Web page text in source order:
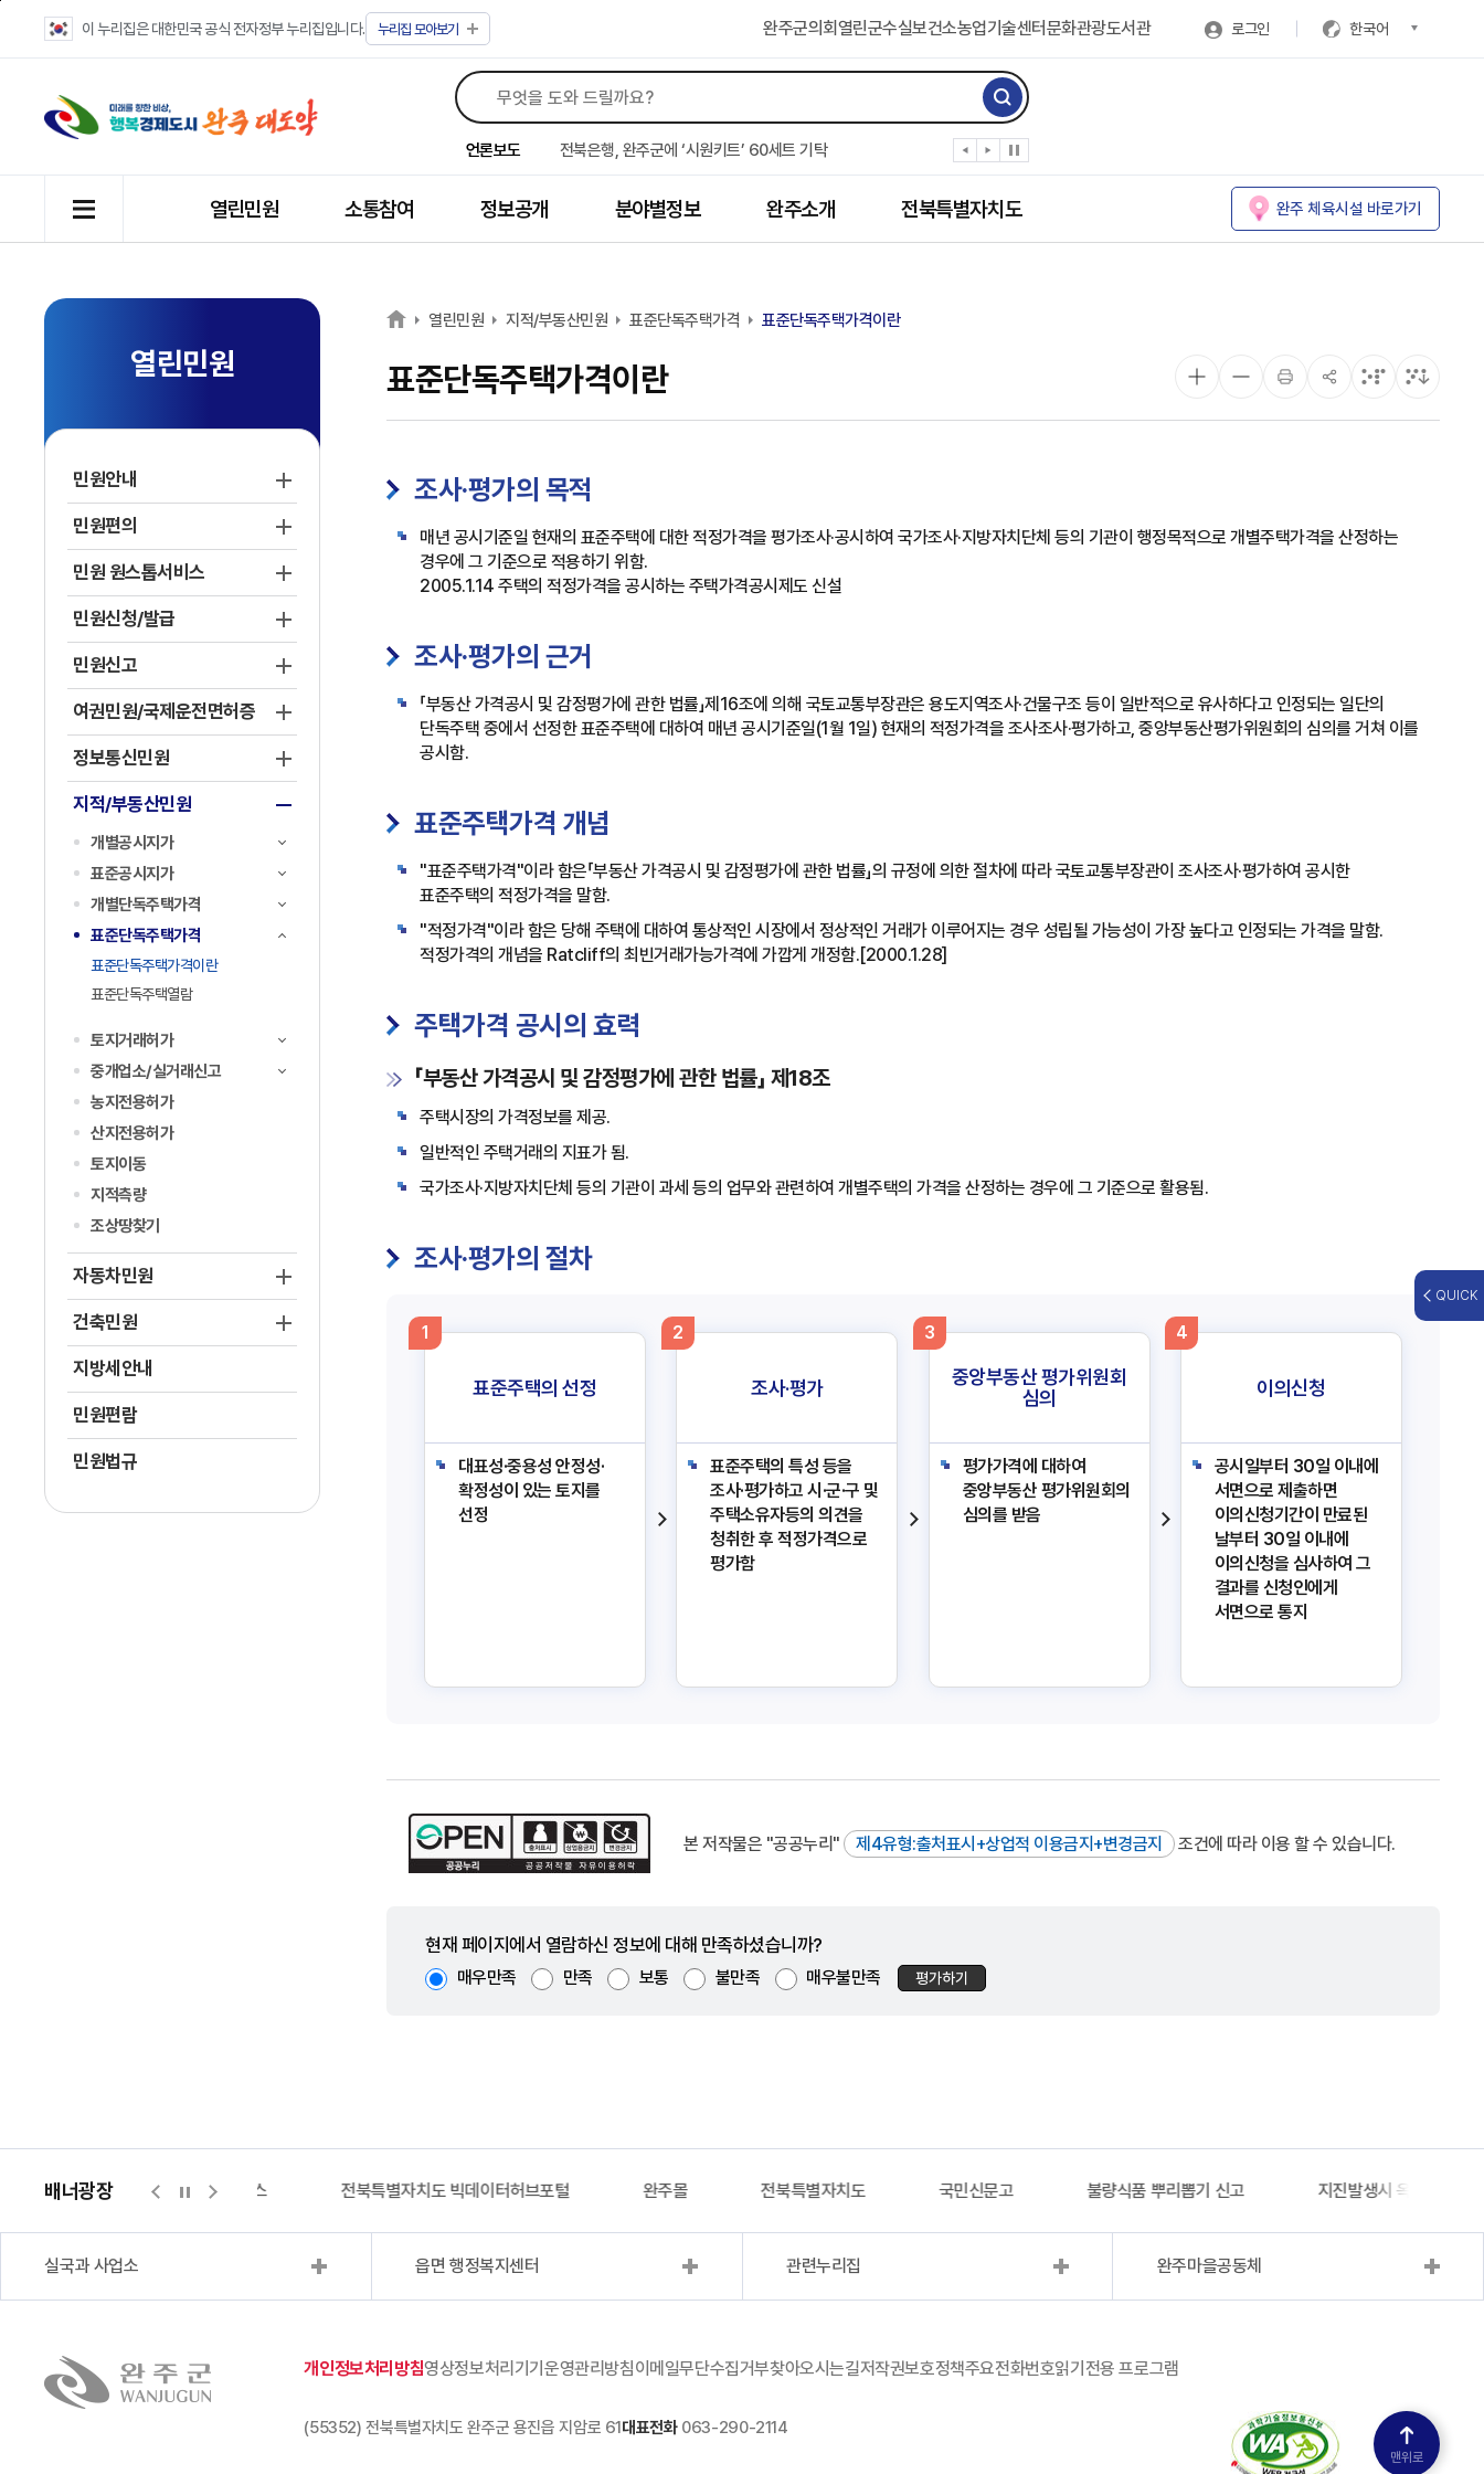
이 누리집은 대한민국 공식 전자정부 누리집입니다. 누리집 모아보기 완주군의회 열린군수실보건소농업기술센터문화관광도서관 로그인 한국어
언론보도
완주군 “여름휴가철 청소년 안전 지킨다”
완주 청소년, 삼성 임직원 만나 미래 진로 그린다
전북은행, 완주군에 ‘시원키트’ 60세트 기탁
㈜새눈, 완주군에 성금 1,000만 원 기탁
완주 봉동읍, 희망나눔가게·행복빨래방 만족도 조사
유희태 완주군수, 친환경 농업인 현장 목소리 경청
완주 미래라이온스, 경로당 냉장고 후원
완주 이서면, 홀몸 남성 위한 ‘이서천사 요리교실’
열린민원 소통참여 정보공개 분야별정보 완주소개 전북특별자치도 완주 체육시설 바로가기
열린민원
민원안내
민원편의
민원 원스톱서비스
민원신청/발급
민원신고
여권민원/국제운전면허증
정보통신민원
지적/부동산민원
개별공시지가
표준공시지가
개별단독주택가격
표준단독주택가격
표준단독주택가격이란
표준단독주택열람
토지거래허가
중개업소/실거래신고
농지전용허가
산지전용허가
토지이동
지적측량
조상땅찾기
자동차민원
건축민원
지방세안내
민원편람
민원법규
열린민원 지적/부동산민원 표준단독주택가격 표준단독주택가격이란
표준단독주택가격이란
조사·평가의 목적
매년 공시기준일 현재의 표준주택에 대한 적정가격을 평가조사·공시하여 국가조사·지방자치단체 등의 기관이 행정목적으로 개별주택가격을 산정하는
경우에 그 기준으로 적용하기 위함.
2005.1.14 주택의 적정가격을 공시하는 주택가격공시제도 신설
조사·평가의 근거
「부동산 가격공시 및 감정평가에 관한 법률」제16조에 의해 국토교통부장관은 용도지역조사·건물구조 등이 일반적으로 유사하다고 인정되는 일단의
단독주택 중에서 선정한 표준주택에 대하여 매년 공시기준일(1월 1일) 현재의 적정가격을 조사조사·평가하고, 중앙부동산평가위원회의 심의를 거쳐 이를
공시함.
표준주택가격 개념
"표준주택가격"이라 함은「부동산 가격공시 및 감정평가에 관한 법률」의 규정에 의한 절차에 따라 국토교통부장관이 조사조사·평가하여 공시한
표준주택의 적정가격을 말함.
"적정가격"이라 함은 당해 주택에 대하여 통상적인 시장에서 정상적인 거래가 이루어지는 경우 성립될 가능성이 가장 높다고 인정되는 가격을 말함.
적정가격의 개념을 Ratcliff의 최빈거래가능가격에 가깝게 개정함.[2000.1.28]
주택가격 공시의 효력
「부동산 가격공시 및 감정평가에 관한 법률」 제18조
주택시장의 가격정보를 제공.
일반적인 주택거래의 지표가 됨.
국가조사·지방자치단체 등의 기관이 과세 등의 업무와 관련하여 개별주택의 가격을 산정하는 경우에 그 기준으로 활용됨.
조사·평가의 절차
1
표준주택의 선정
대표성·중용성 안정성·
확정성이 있는 토지를
선정
2
조사·평가
표준주택의 특성 등을
조사·평가하고 시·군·구 및
주택소유자등의 의견을
청취한 후 적정가격으로
평가함
3
중앙부동산 평가위원회
심의
평가가격에 대하여
중앙부동산 평가위원회의
심의를 받음
4
이의신청
공시일부터 30일 이내에
서면으로 제출하면
이의신청기간이 만료된
날부터 30일 이내에
이의신청을 심사하여 그
결과를 신청인에게
서면으로 통지
본 저작물은 "공공누리" 제4유형:출처표시+상업적 이용금지+변경금지 조건에 따라 이용 할 수 있습니다.
현재 페이지에서 열람하신 정보에 대해 만족하셨습니까?
매우만족 만족 보통 불만족 매우불만족 평가하기
QUICK
배너광장
지적측량바로처리센터 위택스 전북특별자치도 빅데이터허브포털 완주몰 전북특별자치도 국민신문고 불량식품 뿌리뽑기 신고 지진발생시 옥외대피소
실국과 사업소 읍면 행정복지센터 관련누리집 완주마을공동체
개인정보처리방침영상정보처리기기운영관리방침이메일무단수집거부찾아오시는길저작권보호정책주요전화번호읽기전용 프로그램
(55352) 전북특별자치도 완주군 용진읍 지암로 61 대표전화063-290-2114
맨위로